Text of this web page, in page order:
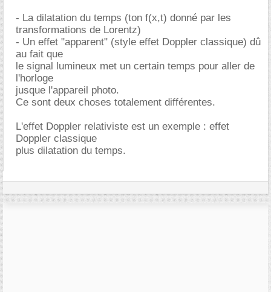
- La dilatation du temps (ton f(x,t) donné par les
transformations de Lorentz)
- Un effet "apparent" (style effet Doppler classique) dû
au fait que
le signal lumineux met un certain temps pour aller de
l'horloge
jusque l'appareil photo.
Ce sont deux choses totalement différentes.
L'effet Doppler relativiste est un exemple : effet
Doppler classique
plus dilatation du temps.